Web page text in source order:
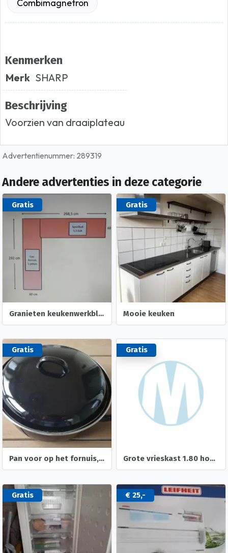
Combimagnetron
Kenmerken
Merk SHARP
Beschrijving
Voorzien van draaiplateau
Advertentienummer: 289319
Andere advertenties in deze categorie
Gratis
Granieten keukenwerkblad
Gratis
Mooie keuken
Gratis
Pan voor op het fornuis, kookplaat en/of gas
Gratis
Grote vrieskast 1.80 hoog wegens verhuizing
Gratis € 25,-